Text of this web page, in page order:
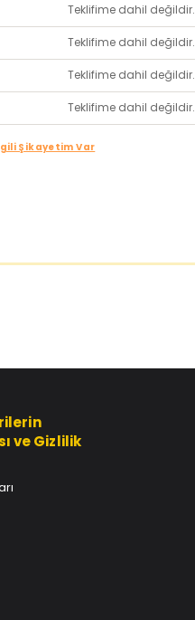
Teklifime dahil değildir.
Teklifime dahil değildir.
Teklifime dahil değildir.
Teklifime dahil değildir.
Şikayetim Var
ve Gizlilik